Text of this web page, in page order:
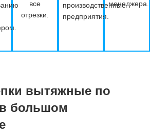
все
отрезки.
производственные
предприятия.
менеджера.
вытяжные по
большом